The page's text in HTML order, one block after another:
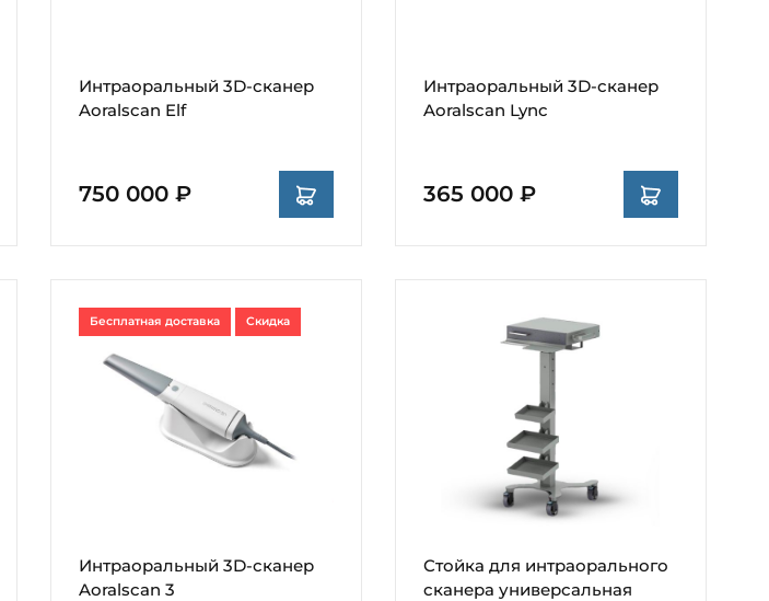
Интраоральный 3D-сканер
Aoralscan Elf
750 000 ₽
Интраоральный 3D-сканер
Aoralscan Lync
365 000 ₽
Интраоральный 3D-сканер
Aoralscan 3
Бесплатная доставка Скидка
Стойка для интраорального
сканера универсальная